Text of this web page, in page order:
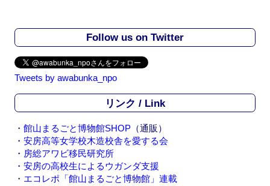
Follow us on Twitter
Tweets by awabunka_npo
リンク / Link
・ 館山まるごと博物館SHOP （通販）
・ 安房高等女学校木造校舎を愛する会
・ 房総アワビ移民研究所
・ 安房の高校生によるウガンダ支援
・ エコレポ「館山まるごと博物館」連載